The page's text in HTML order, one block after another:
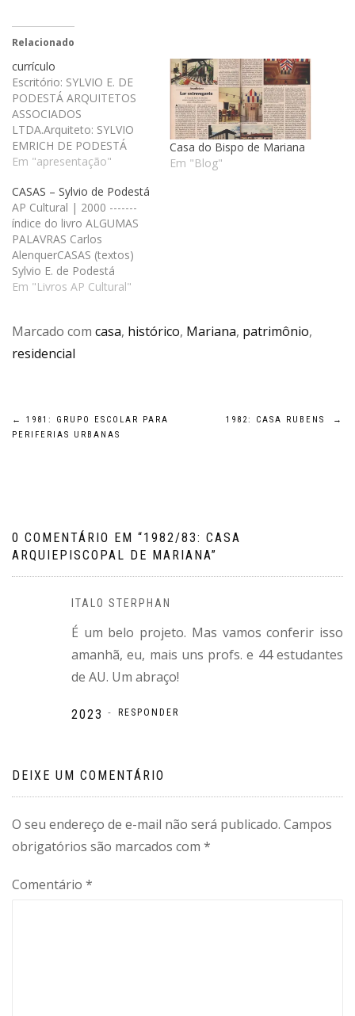
Relacionado
currículo
Escritório: SYLVIO E. DE
PODESTÁ ARQUITETOS
ASSOCIADOS
LTDA.Arquiteto: SYLVIO
EMRICH DE PODESTÁ
[CREA: 35595/D-MG] •
trabalha em Belo
Horizonte, no bairro Santo
Antônio.• Engenheiro
Arquiteto formado pela
EAUFMG (1982) e sócio
diretor da AP Cultural,
editora de livros e revistas
Em "apresentação"
Casa do Bispo de Mariana
Em "Blog"
CASAS – Sylvio de Podestá
AP Cultural | 2000 -------
índice do livro ALGUMAS
PALAVRAS Carlos
AlenquerCASAS (textos)
Sylvio E. de Podestá
ALGUMAS CASAS 1: CASA
4: CASA ROGÉRIO FRANCO
5: CASA HÉLIO E JOANA 6:
Em "Livros AP Cultural"
Marcado com casa, histórico, Mariana, patrimônio,
residencial
Navegação
←
1981: GRUPO ESCOLAR PARA
PERIFERIAS URBANAS
1982: CASA RUBENS →
0 COMENTÁRIO EM “1982/83: CASA
ARQUIEPISCOPAL DE MARIANA”
ITALO STERPHAN
É um belo projeto. Mas vamos conferir isso
amanhã, eu, mais uns profs. e 44 estudantes
de AU. Um abraço!
2023 - RESPONDER
DEIXE UM COMENTÁRIO
O seu endereço de e-mail não será publicado. Campos
obrigatórios são marcados com *
Comentário *